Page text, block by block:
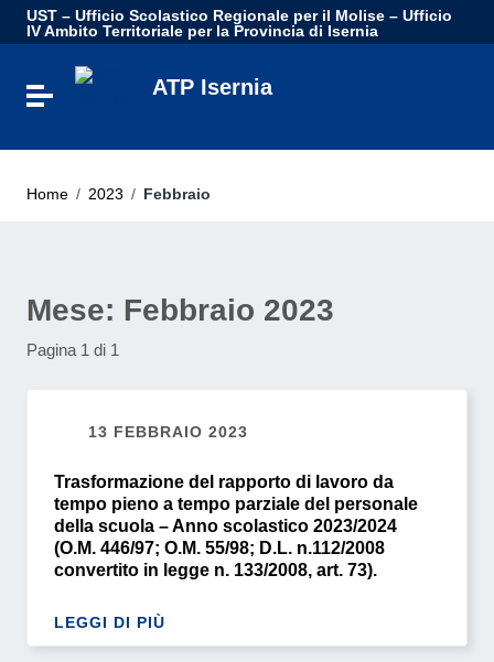
Vai ai contenuti
Vai al menu di navigazione
UST – Ufficio Scolastico Regionale per il Molise – Ufficio
IV Ambito Territoriale per la Provincia di Isernia
Attiva / disattiva la navigazione
ATP Isernia
Home / 2023 / Febbraio
Mese: Febbraio 2023
Pagina 1 di 1
13 FEBBRAIO 2023
Trasformazione del rapporto di lavoro da
tempo pieno a tempo parziale del personale
della scuola – Anno scolastico 2023/2024
(O.M. 446/97; O.M. 55/98; D.L. n.112/2008
convertito in legge n. 133/2008, art. 73).
LEGGI DI PIÙ